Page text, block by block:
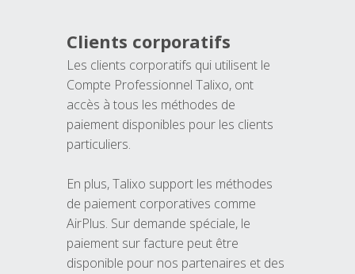
Clients corporatifs
Les clients corporatifs qui utilisent le
Compte Professionnel Talixo, ont
accès à tous les méthodes de
paiement disponibles pour les clients
particuliers.
En plus, Talixo support les méthodes
de paiement corporatives comme
AirPlus. Sur demande spéciale, le
paiement sur facture peut être
disponible pour nos partenaires et des